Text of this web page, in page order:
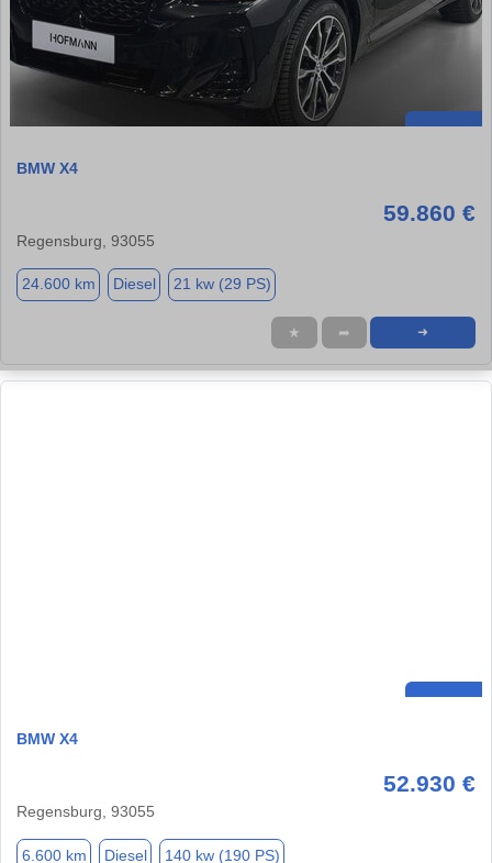
BMW X4
59.860 €
Regensburg, 93055
24.600 km Diesel 21 kw (29 PS)
★ ➦ ➜
BMW X4
52.930 €
Regensburg, 93055
6.600 km Diesel 140 kw (190 PS)